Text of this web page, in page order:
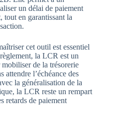
un délai de paiement
tout en garantissant la
cet outil est essentiel
la LCR est un
de la trésorerie
attendre l’échéance des
la généralisation de la
la LCR reste un rempart
retards de paiement